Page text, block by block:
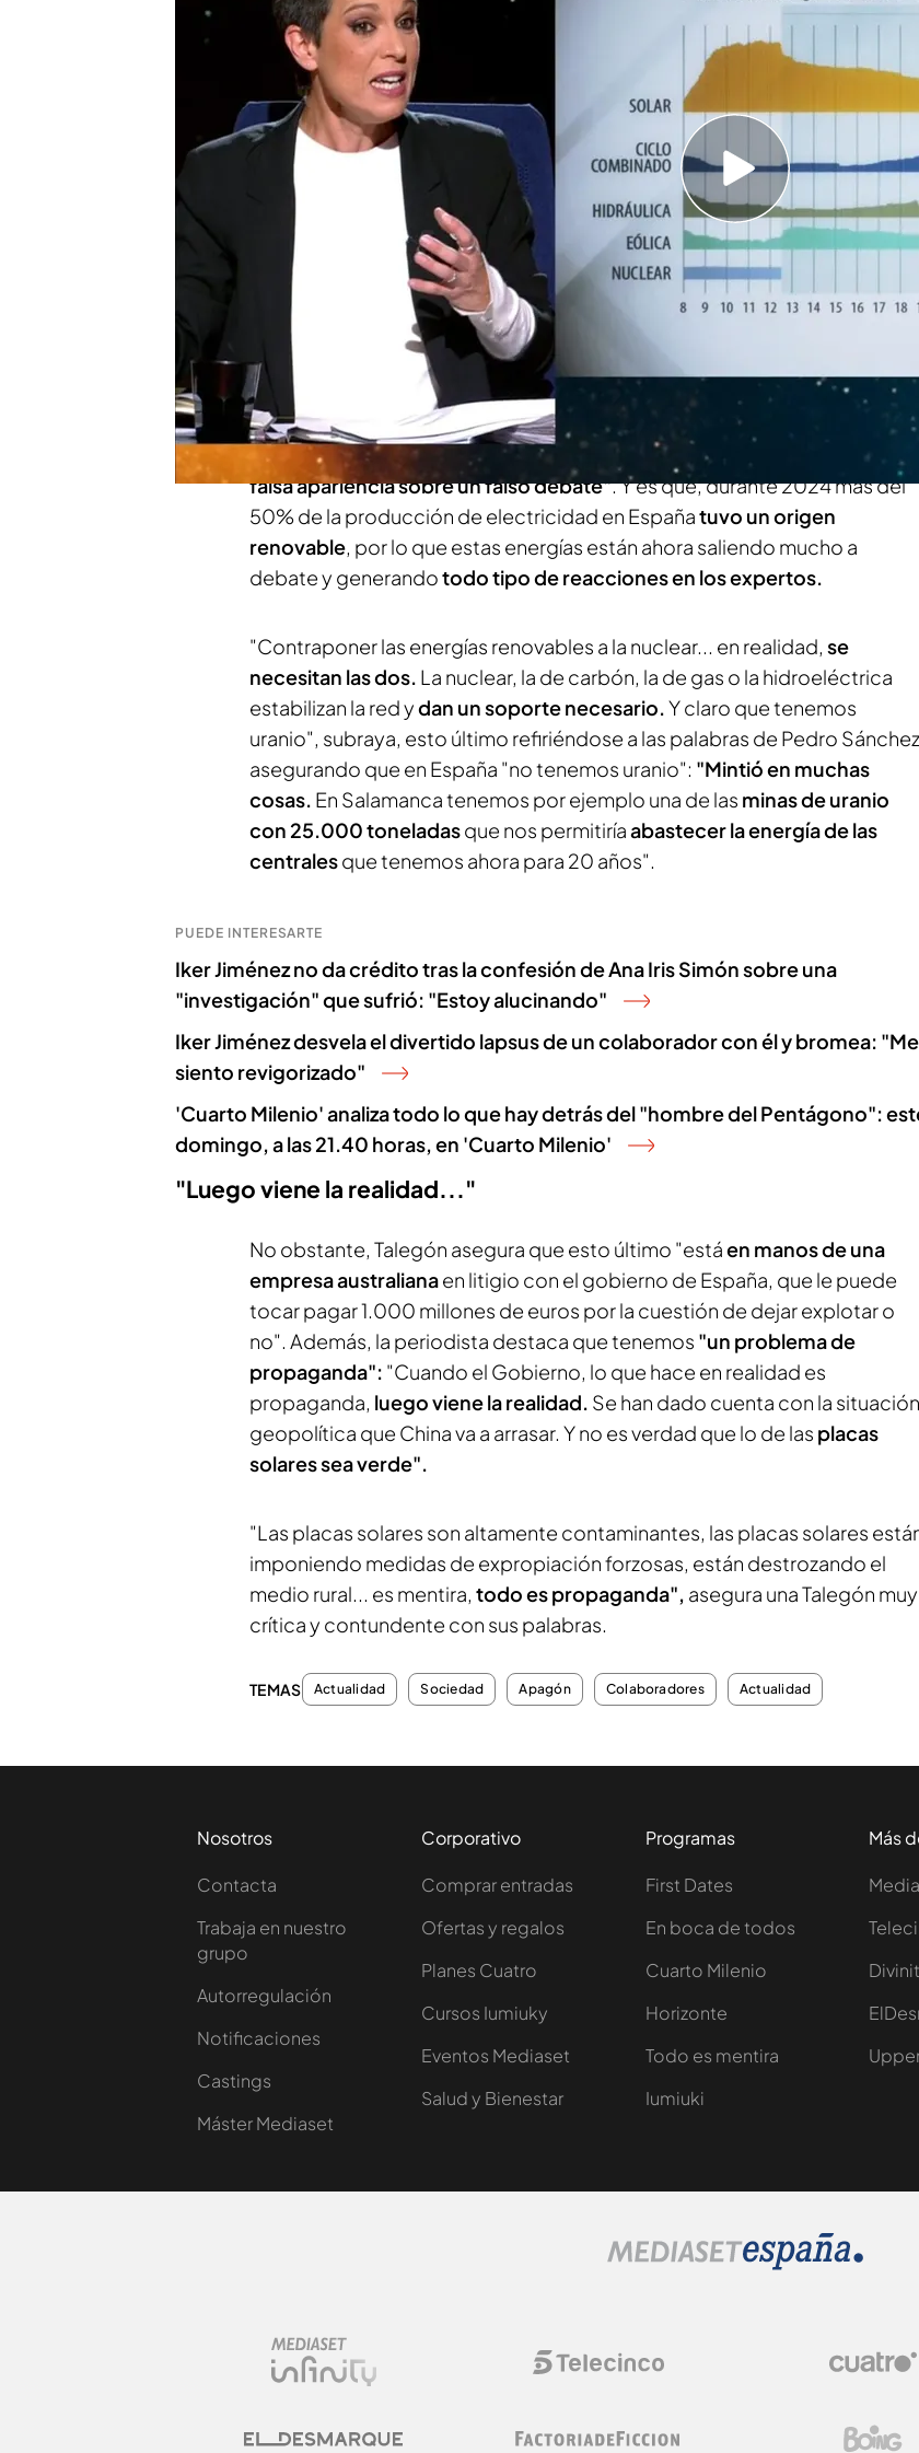
respecto
La periodista destaca que tenemos "un problema de propaganda":
sus contundentes palabras en 'Horizonte'
Horizonte | Programa completo, en vídeo (08/5/25)
Compartir
Beatriz Talegón
, periodista de Diario16+, ha estado presente en
'Horizonte'
este jueves y ha opinado sobre el
vivimos en toda España
hace ya más de una semana y que todavía sigue
acaparando la actualidad mediática de nuestro país
. Según la
colaboradora del programa de Cuatro, "hay una intención de
generar una
falsa apariencia sobre un falso debate". Y es que, durante 2024 más del
50% de la producción de electricidad en Españatuvo un origen
renovable, por lo que estas energías están ahora saliendo mucho a
debate y generandotodo tipo de reacciones en los expertos.
"Contraponer las energías renovables a la nuclear... en realidad, se
necesitan las dos. La nuclear, la de carbón, la de gas o la hidroeléctrica
estabilizan la red ydan un soporte necesario.Y claro que tenemos
uranio", subraya, esto último refiriéndose a las palabras de Pedro Sánchez
asegurando que en España "no tenemos uranio": "Mintió en muchas
cosas. En Salamanca tenemos por ejemplo una de las minas de uranio
con 25.000 toneladasque nos permitiríaabastecer la energía de las
centralesque tenemos ahora para 20 años".
PUEDE INTERESARTE
Iker Jiménez no da crédito tras la confesión de Ana Iris Simón sobre una
"investigación" que sufrió: "Estoy alucinando"
Iker Jiménez desvela el divertido lapsus de un colaborador con él y bromea: "Me
siento revigorizado"
'Cuarto Milenio' analiza todo lo que hay detrás del "hombre del Pentágono":
domingo, a las 21.40 horas, en 'Cuarto Milenio'
"Luego viene la realidad..."
No obstante, Talegón asegura que esto último "estáen manos de una
empresa australianaen litigio con el gobierno de España, que le puede
tocar pagar 1.000 millones de euros por la cuestión de dejar explotar o
no". Además, la periodista destaca que tenemos "un problema de
propaganda": "Cuando el Gobierno, lo que hace en realidad es
propaganda, luego viene la realidad. Se han dado cuenta con la situación
geopolítica que China va a arrasar. Y no es verdad que lo de las placas
solares sea verde".
"Las placas solares son altamente contaminantes, las placas solares
imponiendo medidas de expropiación forzosas, están destrozando el
medio rural... es mentira, todo es propaganda", asegura una Talegón muy
crítica y contundente con sus palabras.
TEMAS Actualidad Sociedad Apagón Colaboradores Actualidad
Nosotros
Contacta
Trabaja en nuestro
grupo
Autorregulación
Notificaciones
Castings
Máster Mediaset
Corporativo
Comprar entradas
Ofertas y regalos
Planes Cuatro
Cursos Iumiuky
Eventos Mediaset
Salud y Bienestar
Programas
First Dates
En boca de todos
Cuarto Milenio
Horizonte
Todo es mentira
Iumiuki
Más